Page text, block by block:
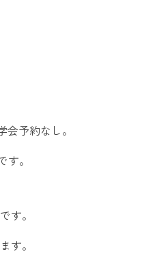
予約なし。
。
す。
す。